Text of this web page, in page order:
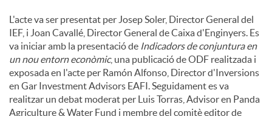
t
s
L'acte va ser presentat per Josep Soler, Director General del
IEF, i Joan Cavallé, Director General de Caixa d'Enginyers. Es
va iniciar amb la presentació de Indicadors de conjuntura en
un nou entorn econòmic, una publicació de ODF realitzada i
exposada en l'acte per Ramón Alfonso, Director d'Inversions
en Gar Investment Advisors EAFI. Seguidament es va
realitzar un debat moderat per Luis Torras, Advisor en Panda
Agriculture & Water Fund i membre del comitè editor de